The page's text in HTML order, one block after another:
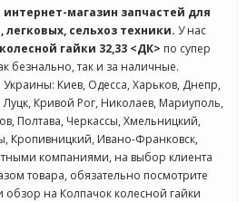
магазин запчастей для
сельхоз техники. У нас
гайки 32,33 <ДК> по супер
безнально, так и за наличные.
Украины: Киев, Одесса, Харьков, Днепр,
Кривой Рог, Николаев, Мариуполь,
Полтава, Черкассы, Хмельницкий,
Кропивницкий, Ивано-Франковск,
компаниями, на выбор клиента
товара, обязательно посмотрите
обзор на Колпачок колесной гайки